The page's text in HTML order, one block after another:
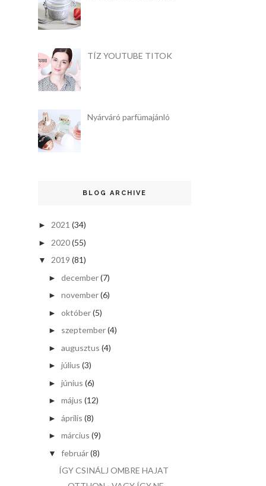
TÍZ YOUTUBE TITOK
Nyárváró parfümajánló
BLOG ARCHIVE
► 2021 (34)
► 2020(55)
▼ 2019 (81)
► december(7)
► november(6)
► október(5)
► szeptember(4)
► augusztus (4)
► július (3)
► június (6)
► május (12)
► április (8)
► március (9)
▼ február(8)
ÍGY CSINÁLJ OMBRE HAJAT